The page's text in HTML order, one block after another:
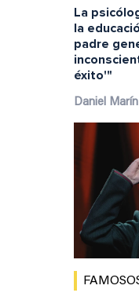
La
la
padre
éxito'"
Daniel Marín